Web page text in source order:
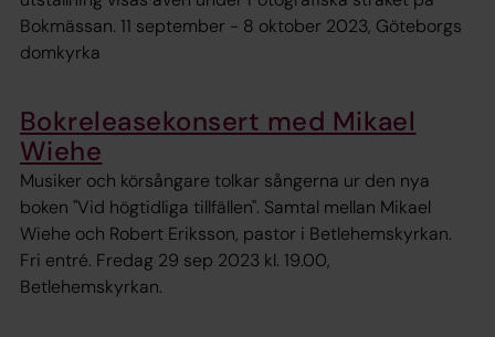
Bokmässan. 11 september - 8 oktober 2023, Göteborgs
domkyrka
Bokreleasekonsert med Mikael
Wiehe
Musiker och körsångare tolkar sångerna ur den nya
boken "Vid högtidliga tillfällen". Samtal mellan Mikael
Wiehe och Robert Eriksson, pastor i Betlehemskyrkan.
Fri entré. Fredag 29 sep 2023 kl. 19.00,
Betlehemskyrkan.